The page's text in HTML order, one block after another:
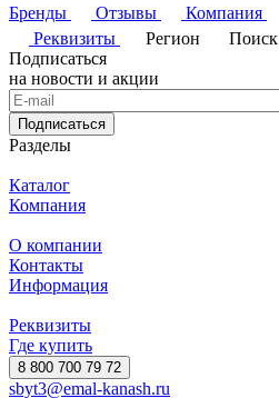
Бренды
Отзывы Компания
Реквизиты
Регион Поиск
Подписаться
на новости и акции
Подписаться
Разделы
Каталог
Компания
О компании
Контакты
Информация
Реквизиты
Где купить
8 800 700 79 72
sbyt3@emal-kanash.ru